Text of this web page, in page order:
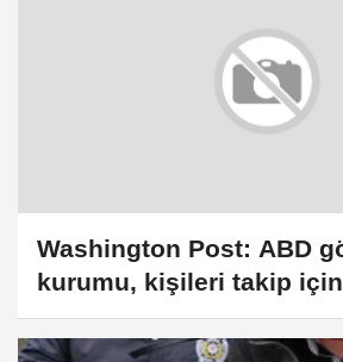
Washington Post: ABD
kurumu, kişileri takip
patentli casusluk